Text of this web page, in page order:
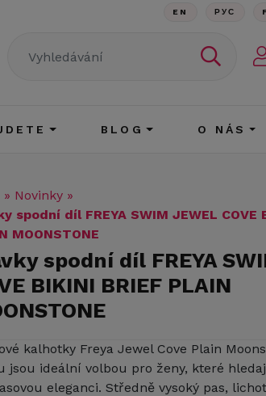
EN РУС
BLOG O NÁS
» Novinky »
spodní díl FREYA SWIM JEWEL COVE
MOONSTONE
spodní díl FREYA
BIKINI BRIEF PLAIN
kalhotky Freya Jewel Cove Plain
jsou ideální volbou pro ženy, které
eleganci. Středně vysoký pas,